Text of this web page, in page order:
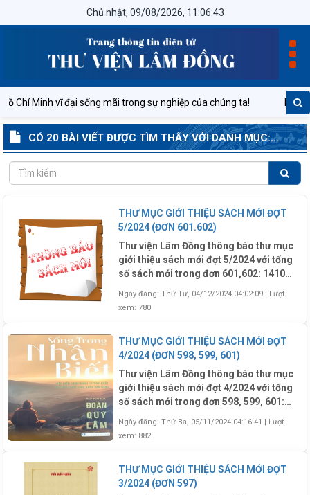
Chủ nhật, 09/08/2026, 11:06:44
Chí Minh vĩ đại sống mãi trong sự nghiệp của chúng ta! Nước
CÓ 20 BÀI VIẾT ĐƯỢC TÌM THẤY VỚI DANH MỤC:
THÔNG BÁO SÁCH MỚI
THƯ MỤC GIỚI THIỆU SÁCH MỚI ĐỢT
5/2024 (ĐƠN 601.602)
Thư viện Lâm Đồng thông báo thư mục
giới thiệu sách mới đợt 5/2024 với tổng
số sách mới trong đơn 601,602: 1410
Mượn: 518 bản ; Kho Tra Cứu: 14 bản;
Ngày đăng: Thứ Tư, 04/12/2024 04:02:09 | Lượt
xem: 780
THƯ MỤC GIỚI THIỆU SÁCH MỚI ĐỢT
4/2024 (ĐƠN 598, 599, 601)
Thư viện Lâm Đồng thông báo thư mục
giới thiệu sách mới đợt 4/2024 với tổng
số sách mới trong đơn 598, 599, 601:
Kho Mượn: 424 bản ; Kho Tra Cứu: 32
Ngoại Văn: 2 bản)
Ngày đăng: Thứ Ba, 05/11/2024 04:16:41 | Lượt
xem: 882
THƯ MỤC GIỚI THIỆU SÁCH MỚI ĐỢT
3/2024 (ĐƠN 597)